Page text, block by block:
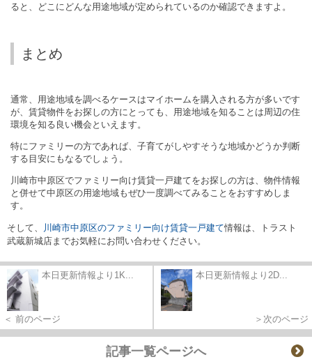
ると、どこにどんな用途地域が定められているのか確認できますよ。
まとめ
通常、用途地域を調べるケースはマイホームを購入される方が多いです
が、賃貸物件をお探しの方にとっても、用途地域を知ることは周辺の住
環境を知る良い機会といえます。
特にファミリーの方であれば、子育てがしやすそうな地域かどうか判断
する目安にもなるでしょう。
川崎市中原区でファミリー向け賃貸一戸建てをお探しの方は、物件情報
と併せて中原区の用途地域もぜひ一度調べてみることをおすすめしま
す。
そして、 川崎市中原区のファミリー向け賃貸一戸建て情報は、トラスト
武蔵新城店までお気軽にお問い合わせください。
本日更新情報より1K...
＜ 前のページ
本日更新情報より2D...
＞次のページ
記事一覧ページへ